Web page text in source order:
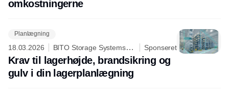
omkostningerne
Planlægning
18.03.2026
BITO Storage Systems
Nordic A/S
Sponseret
Krav til lagerhøjde, brandsikring og
gulv i din lagerplanlægning